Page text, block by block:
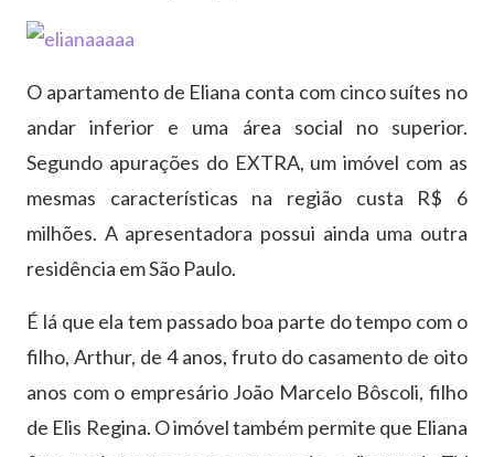
O apartamento de Eliana conta com cinco suítes no
andar inferior e uma área social no superior.
Segundo apurações do EXTRA, um imóvel com as
mesmas características na região custa R$ 6
milhões. A apresentadora possui ainda uma outra
residência em São Paulo.
É lá que ela tem passado boa parte do tempo com o
filho, Arthur, de 4 anos, fruto do casamento de oito
anos com o empresário João Marcelo Bôscoli, filho
de Elis Regina. O imóvel também permite que Eliana